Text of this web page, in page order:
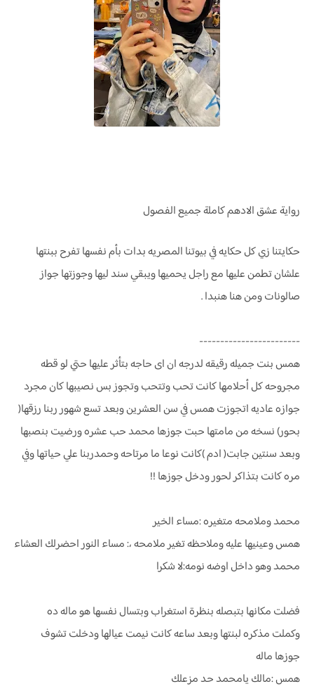
رواية عشق الادهم كاملة جميع الفصول
حكايتنا زي كل حكايه في بيوتنا المصريه بدات بأم نفسها تفرح ببنتها
علشان تطمن عليها مع راجل يحميها ويبقي سند ليها وجوزتها جواز
صالونات ومن هنا هنبدا .
------------------------
همس بنت جميله رقيقه لدرجه ان اى حاجه بتأثر عليها حتي لو قطه
مجروحه كل أحلامها كانت تحب وتتحب وتجوز بس نصيبها كان مجرد
جوازه عاديه اتجوزت همس في سن العشرين وبعد تسع شهور ربنا رزقها(
بحور) نسخه من مامتها حبت جوزها محمد حب عشره ورضيت بنصبها
وبعد سنتين جابت( ادم )كانت نوعا ما مرتاحه وحمدربنا علي حياتها وفي
مره كانت بتذاكر لحور ودخل جوزها !!
محمد وملامحه متغيره :مساء الخير
همس وعينيها عليه وملاحظه تغير ملامحه ،: مساء النور احضرلك العشاء
محمد وهو داخل اوضه نومه:لا شكرا
فضلت مكانها بتبصله بنظرة استغراب وبتسال نفسها هو ماله ده
وكملت مذكره لبنتها وبعد ساعه كانت نيمت عيالها ودخلت تشوف
جوزها ماله
همس :مالك يامحمد حد مزعلك